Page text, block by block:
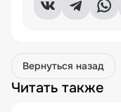
Вернуться назад
Читать также